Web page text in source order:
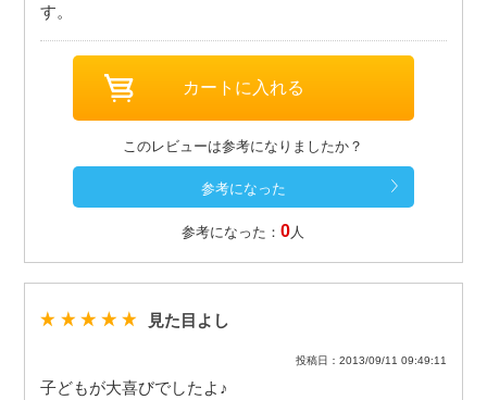
す。
このレビューは参考になりましたか？
参考になった：0人
見た目よし
投稿日：2013/09/11 09:49:11
子どもが大喜びでしたよ♪